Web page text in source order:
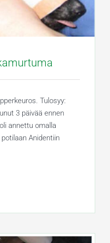
Tulosyy:
3 päivää ennen
annettu omalla
Anidentiin